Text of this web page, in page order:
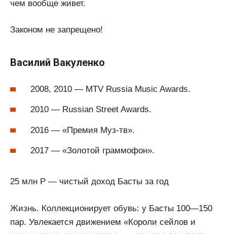
чем вообще живет.
Законом не запрещено!
Василий Вакуленко
2008, 2010 — MTV Russia Music Awards.
2010 — Russian Street Awards.
2016 — «Премия Муз-тв».
2017 — «Золотой граммофон».
25 млн Р — чистый доход Басты за год
Жизнь. Коллекционирует обувь: у Басты 100—150
пар. Увлекается движением «Короли сейлов и